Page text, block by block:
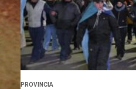
PROVINCIA